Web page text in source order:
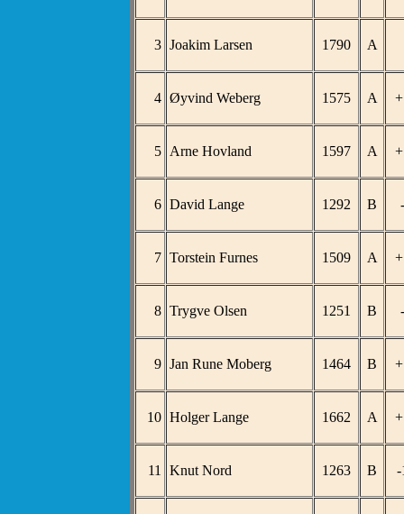
3 Joakim Larsen 1790 A
4 Øyvind Weberg 1575 A
5 Arne Hovland 1597 A
6 David Lange 1292 B
7 Torstein Furnes 1509 A
8 Trygve Olsen 1251 B
9 Jan Rune Moberg 1464 B
10 Holger Lange 1662 A
11 Knut Nord 1263 B -